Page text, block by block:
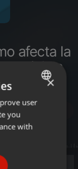
afecta la
social en
ENGLISH
GERMAN
×
user
you
with